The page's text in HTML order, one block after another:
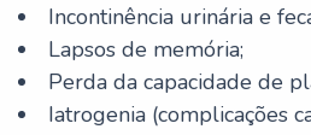
Incontinência urinária e
Lapsos de memória;
Perda da capacidade de
Iatrogenia (complicações